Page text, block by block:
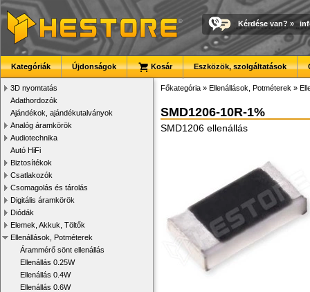
Kérdése van? »
Kategóriák Újdonságok Kosár Eszközök, szolgáltatások
3D nyomtatás
Adathordozók
Ajándékok, ajándékutalványok
Analóg áramkörök
Audiotechnika
Autó HiFi
Biztosítékok
Csatlakozók
Csomagolás és tárolás
Digitális áramkörök
Diódák
Elemek, Akkuk, Töltők
Ellenállások, Potméterek
Árammérő sönt ellenállás
Ellenállás 0.25W
Ellenállás 0.4W
Ellenállás 0.6W
Főkategória » Ellenállások, Potméterek »
SMD1206-10R-1%
SMD1206 ellenállás